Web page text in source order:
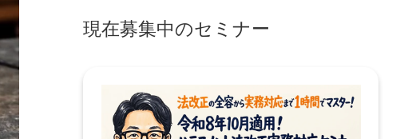
現在募集中のセミナー